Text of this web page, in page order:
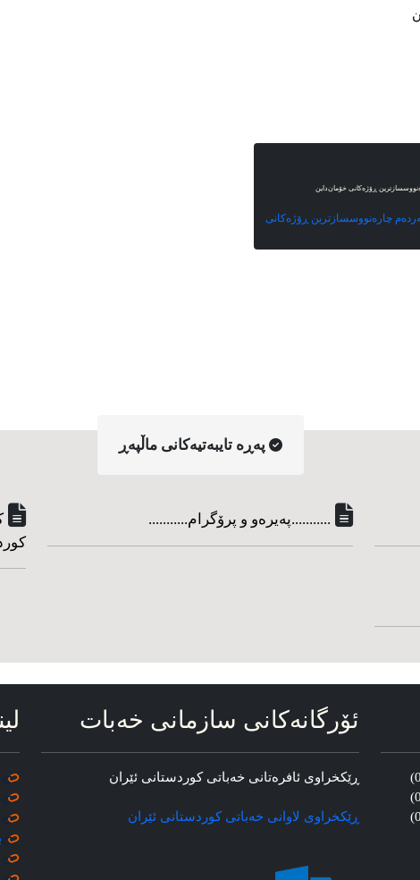
ڕۆژەکانی خۆمان‌داین
چارەنووسسازترین ڕۆژەکانی
په‌ڕه‌ تایبه‌تیه‌کانی ماڵپه‌ڕ
...........په‌یره‌و و پرۆگرام...........
ئۆرگانه‌کانی سازمانی خه‌بات
ڕێکخراوی ئافره‌تانی خه‌باتی کوردستانی ئێران
ڕێکخراوی لاوانی خه‌باتی کوردستانی ئێران